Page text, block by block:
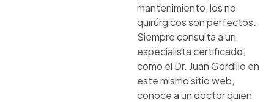
mantenimiento, los no
quirúrgicos son perfectos.
Siempre consulta a un
especialista certificado,
como el Dr. Juan Gordillo en
este mismo sitio web,
conoce a un doctor quien